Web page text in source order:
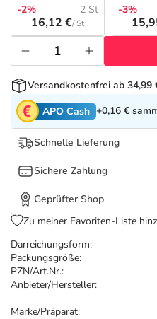
Tierapotheke
Vitamine &
Marken
Salus Deals
Darreichungsform:
Packungsgröße:
PZN/Art.Nr.:
Anbieter/Hersteller:
Marke/Präparat:
-2%
2 St
16,12 €/ St
-3%
Versandkostenfrei ab 34,99
APO Cash +0,16 €
Schnelle Lieferung
Sichere Zahlung
Geprüfter Shop
Zu meiner Favoriten-Liste